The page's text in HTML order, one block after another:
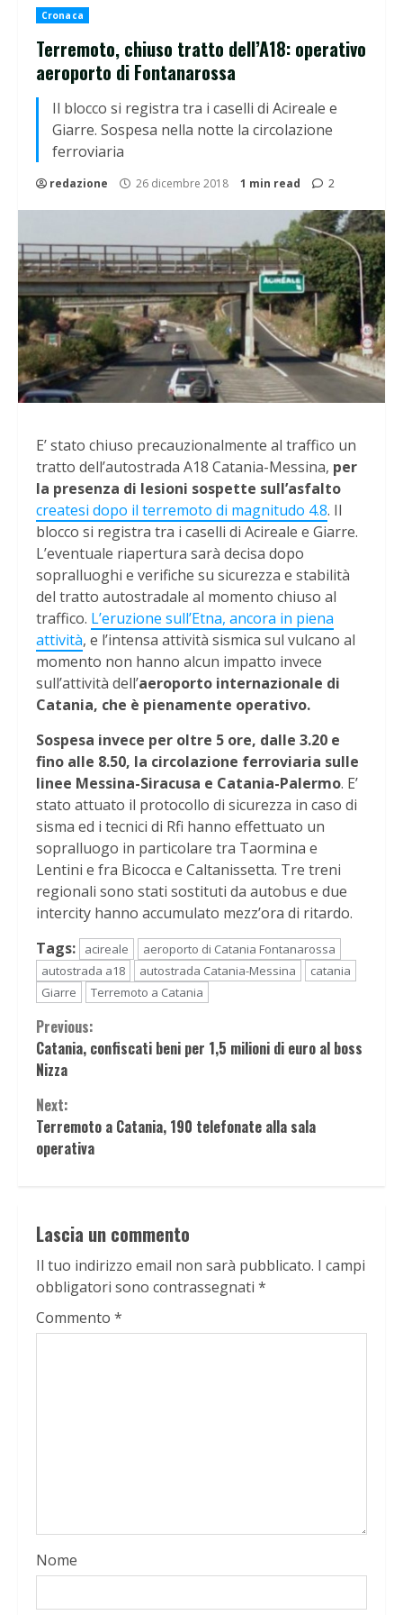
Cronaca
Terremoto, chiuso tratto dell’A18: operativo
aeroporto di Fontanarossa
Il blocco si registra tra i caselli di Acireale e
Giarre. Sospesa nella notte la circolazione
ferroviaria
redazione 26 dicembre 2018 1 min read 2
E’ stato chiuso precauzionalmente al traffico un
tratto dell’autostrada A18 Catania-Messina, per
la presenza di lesioni sospette sull’asfalto
createsi dopo il terremoto di magnitudo 4.8. Il
blocco si registra tra i caselli di Acireale e Giarre.
L’eventuale riapertura sarà decisa dopo
sopralluoghi e verifiche su sicurezza e stabilità
del tratto autostradale al momento chiuso al
traffico. L’eruzione sull’Etna, ancora in piena
attività, e l’intensa attività sismica sul vulcano al
momento non hanno alcun impatto invece
sull’attività dell’aeroporto internazionale di
Catania, che è pienamente operativo.
Sospesa invece per oltre 5 ore, dalle 3.20 e
fino alle 8.50, la circolazione ferroviaria sulle
linee Messina-Siracusa e Catania-Palermo. E’
stato attuato il protocollo di sicurezza in caso di
sisma ed i tecnici di Rfi hanno effettuato un
sopralluogo in particolare tra Taormina e
Lentini e fra Bicocca e Caltanissetta. Tre treni
regionali sono stati sostituti da autobus e due
intercity hanno accumulato mezz’ora di ritardo.
Tags:
acireale
aeroporto di Catania Fontanarossa
autostrada a18
autostrada Catania-Messina
catania
Giarre
Terremoto a Catania
Continue
Reading
Previous:
Catania, confiscati beni per 1,5 milioni di euro al boss
Nizza
Next:
Terremoto a Catania, 190 telefonate alla sala
operativa
Lascia un commento
Il tuo indirizzo email non sarà pubblicato. I campi
obbligatori sono contrassegnati *
Commento *
Nome